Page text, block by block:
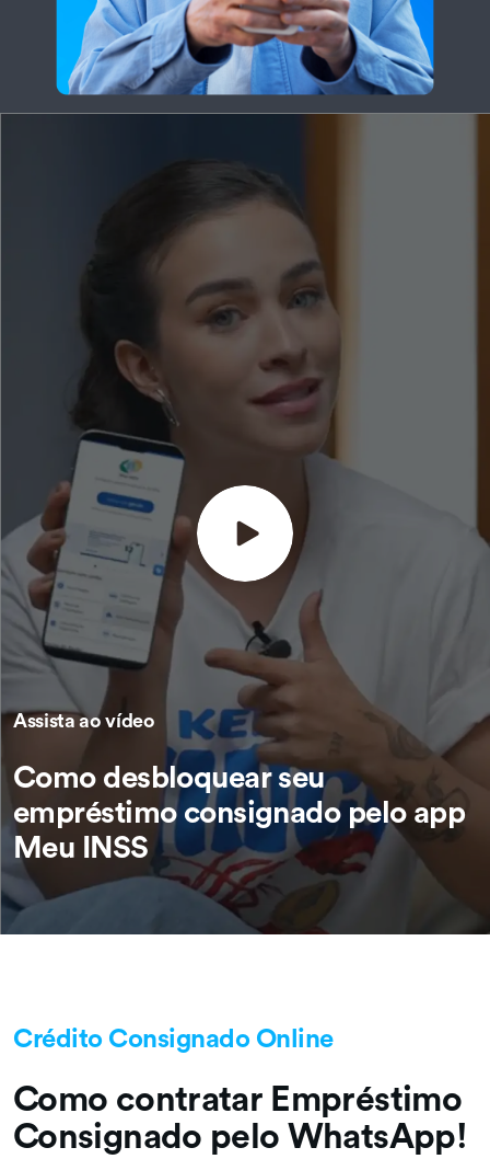
Assista ao vídeo
Como desbloquear seu
empréstimo consignado pelo app
Meu INSS
Crédito Consignado Online
Como contratar Empréstimo
Consignado pelo WhatsApp!